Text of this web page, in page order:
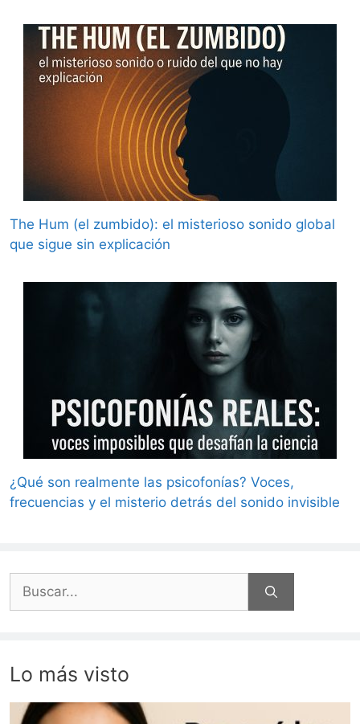
The Hum (el zumbido): el misterioso sonido global
que sigue sin explicación
¿Qué son realmente las psicofonías? Voces,
frecuencias y el misterio detrás del sonido invisible
Buscar:
Lo más visto